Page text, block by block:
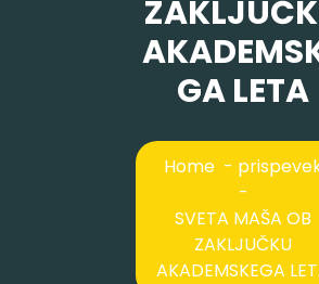
GA LETA
Home -
-
SVETA MAŠA OB
ZAKLJUČKU
AKADEMSKEGA